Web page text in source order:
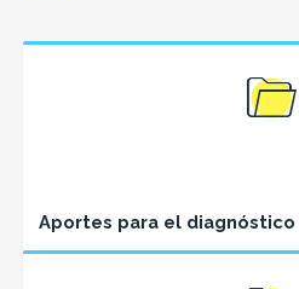
Aportes para el